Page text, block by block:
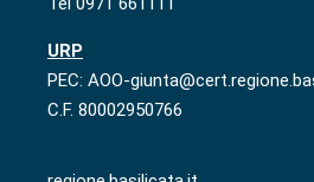
URP
PEC: AOO-
C.F. 80002950766